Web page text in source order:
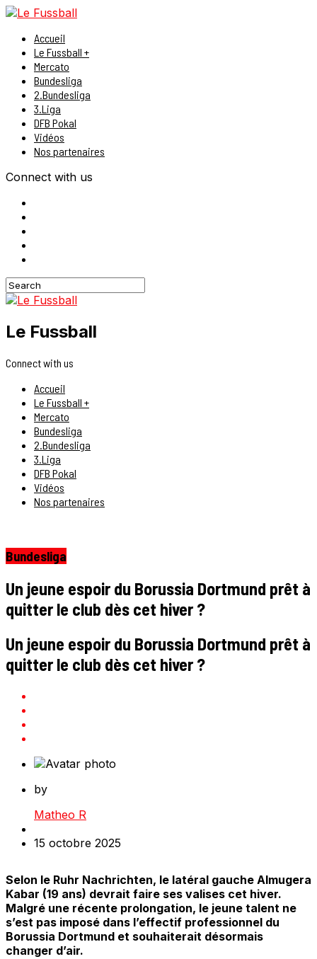
Accueil
Le Fussball +
Mercato
Bundesliga
2.Bundesliga
3.Liga
DFB Pokal
Vidéos
Nos partenaires
Connect with us
Le Fussball
Connect with us
Accueil
Le Fussball +
Mercato
Bundesliga
2.Bundesliga
3.Liga
DFB Pokal
Vidéos
Nos partenaires
Bundesliga
Un jeune espoir du Borussia Dortmund prêt à
quitter le club dès cet hiver ?
Un jeune espoir du Borussia Dortmund prêt à
quitter le club dès cet hiver ?
by
Matheo R
15 octobre 2025
Selon le Ruhr Nachrichten, le latéral gauche Almugera
Kabar (19 ans) devrait faire ses valises cet hiver.
Malgré une récente prolongation, le jeune talent ne
s’est pas imposé dans l’effectif professionnel du
Borussia Dortmund et souhaiterait désormais
changer d’air.